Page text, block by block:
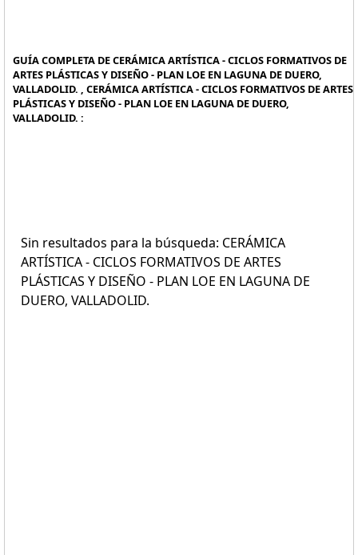
GUÍA COMPLETA DE CERÁMICA ARTÍSTICA - CICLOS FORMATIVOS DE
ARTES PLÁSTICAS Y DISEÑO - PLAN LOE EN LAGUNA DE DUERO,
VALLADOLID. , CERÁMICA ARTÍSTICA - CICLOS FORMATIVOS DE ARTES
PLÁSTICAS Y DISEÑO - PLAN LOE EN LAGUNA DE DUERO,
VALLADOLID. :
Sin resultados para la búsqueda: CERÁMICA
ARTÍSTICA - CICLOS FORMATIVOS DE ARTES
PLÁSTICAS Y DISEÑO - PLAN LOE EN LAGUNA DE
DUERO, VALLADOLID.